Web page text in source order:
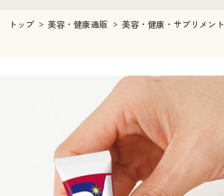
レディースファッション
インナー・下着通販すべて
ジュニア・ティーンズ下着
メンズ
メンズファッション
メンズ下着
家電・雑貨すべて
キッチン・雑貨・日用品
寝具・インテリア・家具
寝具・インテリア・家具通販すべて
家具・収納
美容・健康
美容・健康通販すべて
制服・スクール
ジュニア・ティーンズ下着
キッチン・雑貨・日用品
寝具・インテリア・家具通販すべて
家具・収納
寝具・ベッド
美容・健康通販すべて
美容・健康・サプリメント
制服・スクール
制服・スクールすべて
大きいサイズ
トップ 美容・健康通販 美容・健康・サプリメント